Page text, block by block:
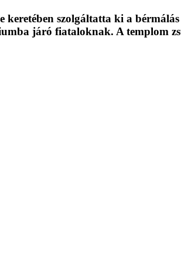
szolgáltatta ki a bérmálás
járó fiataloknak. A templom